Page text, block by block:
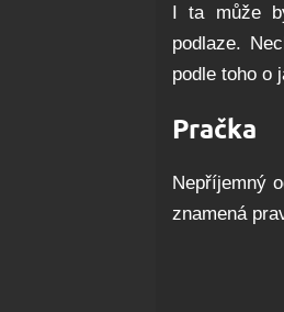
I ta může
podlaze.
podle toho o
Pračka
Nepříjemný
znamená